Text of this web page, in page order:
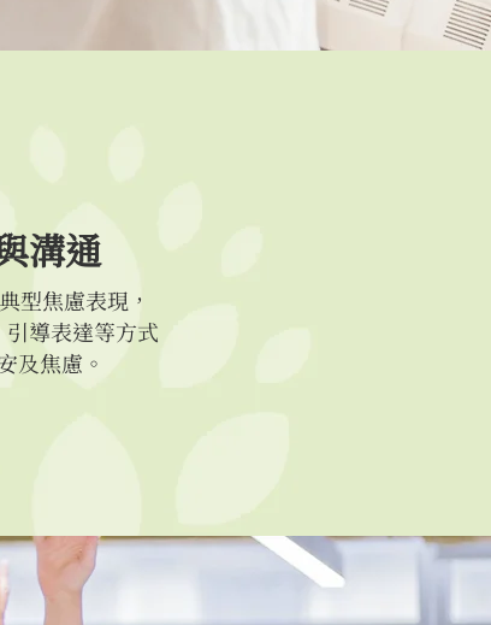
溝通
型焦慮表現，
導表達等方式
及焦慮。